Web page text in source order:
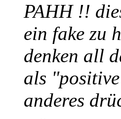
PAHH !!
ein fake zu
denken all
als
anderes